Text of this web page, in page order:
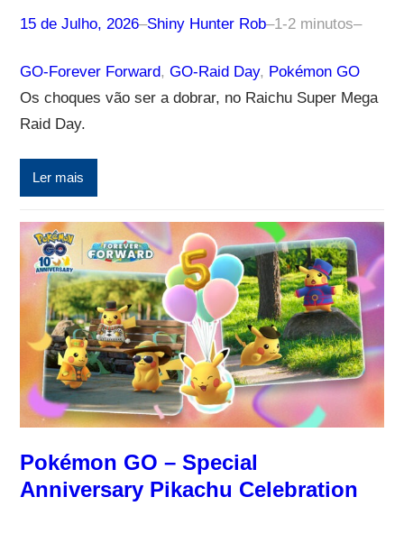
15 de Julho, 2026–Shiny Hunter Rob–1-2 minutos–
GO-Forever Forward, GO-Raid Day, Pokémon GO
Os choques vão ser a dobrar, no Raichu Super Mega
Raid Day.
Ler mais
Pokémon GO – Special
Anniversary Pikachu Celebration